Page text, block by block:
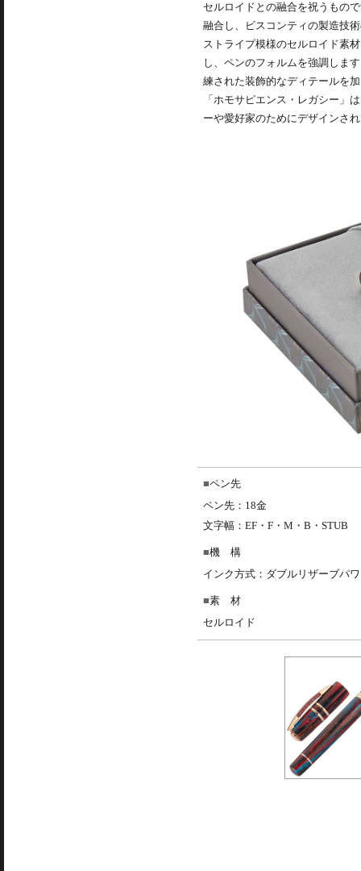
セルロイドとの融合を祝うもの
融合し、ビスコンティの製造技
ストライプ模様のセルロイド素
し、ペンのフォルムを強調しま
練された装飾的なディテールを
「ホモサピエンス・レガシー」
ーや愛好家のためにデザインさ
ペン先
ペン先：18金
文字幅：EF・F・M・B・STUB
機 構
インク方式：ダブルリザーブパ
素 材
セルロイド